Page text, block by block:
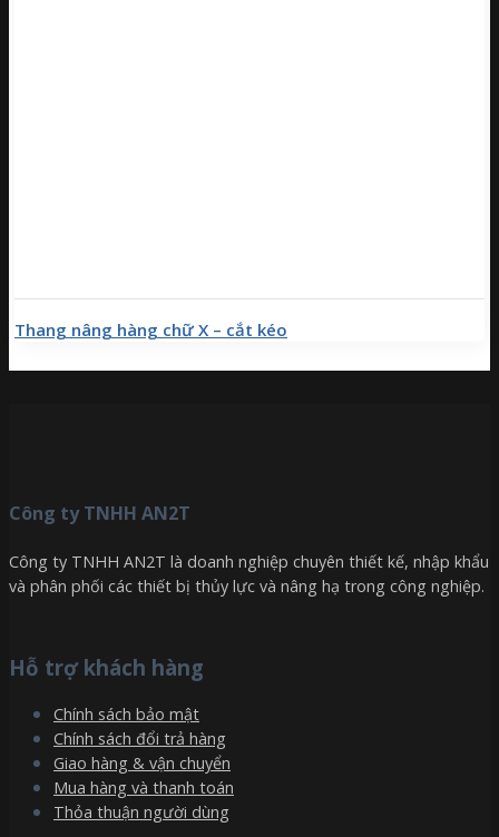
Thang nâng hàng chữ X – cắt kéo
Công ty TNHH AN2T
Công ty TNHH AN2T là doanh nghiệp chuyên thiết kế, nhập khẩu
và phân phối các thiết bị thủy lực và nâng hạ trong công nghiệp.
Hỗ trợ khách hàng
Chính sách bảo mật
Chính sách đổi trả hàng
Giao hàng & vận chuyển
Mua hàng và thanh toán
Thỏa thuận người dùng